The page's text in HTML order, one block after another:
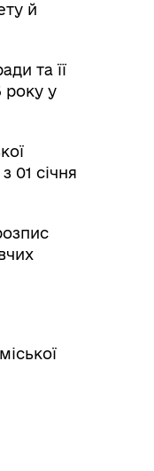
й
та її
року у
01 січня